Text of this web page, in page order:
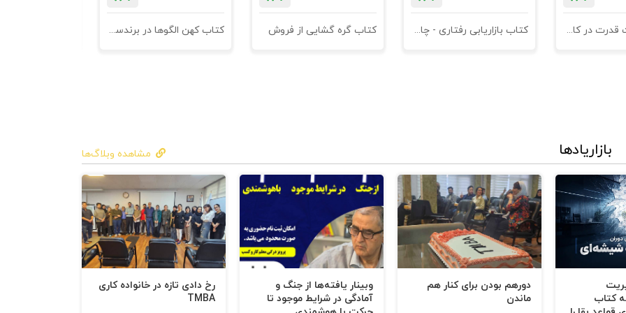
همین «امنیت در گله» اساس واکنش مثبت به بازخوردهای اجتماعی و تأیید
اجتماعی به وضوح قابل مشاهده است.
ما در برابر خطر، بیش از حد محتاط یا هیجان‌زده‌ایم؛ زیرا مغز ما در دنیایی
می‌شده است. اما در جهان مدرن، همین سوگیری‌های بقا می‌توانند مانع
کتاب مدیریت قدرت در کاروکسب کتاب بازاریابی رفتاری - چاپ سوم کتاب گره گشایی از فروش کتاب کهن الگوها در برندسازی - ابزاری برای خلاقها و استراتژیست ها
مشاهده وبلاگ‌ها بازاریادها
کتاب
دورهم بودن برای کنار هم
ماندن
وبینار یافته‌ها از جنگ و
آمادگی در شرایط موجود تا
رخ دادی تازه در خانواده کاری
TMBA